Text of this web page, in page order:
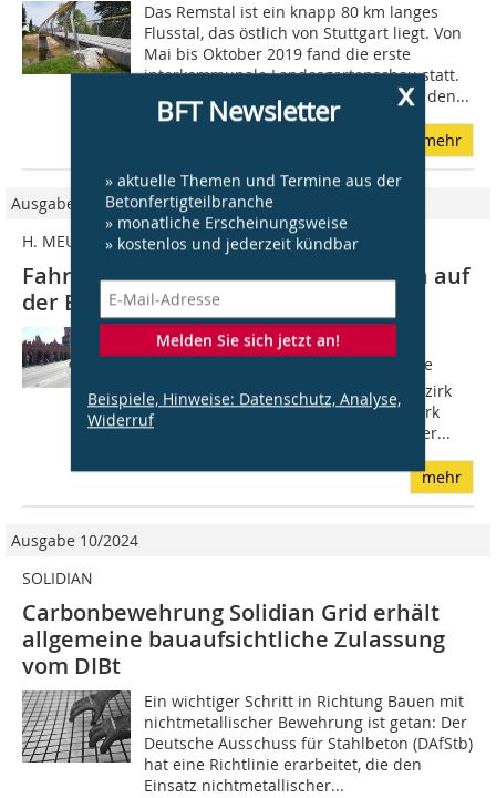
x
BFT Newsletter
» aktuelle Themen und Termine aus der
Betonfertigteilbranche
» monatliche Erscheinungsweise
» kostenlos und jederzeit kündbar
Melden Sie sich jetzt an!
Beispiele, Hinweise: Datenschutz, Analyse,
Widerruf
Das Remstal ist ein knapp 80 km langes
Flusstal, das östlich von Stuttgart liegt. Von
Mai bis Oktober 2019 fand die erste
interkommunale Landesgartenschau statt.
In diesem Zusammenhang wurden in den...
mehr
Ausgabe 09/2022
H. MEUDT BETONSTEINWERK
Fahrbahnteiler aus Klebebordsteinen auf
der Berliner Oberbaumbrücke
Sprechen Berliner von der schönsten
Brücke der Hauptstadt, dann ist oft die
Rede von der Oberbaumbrücke im Bezirk
Friedrichshain-Kreuzberg. Das Bauwerk
verbindet die beiden Stadtbezirke über...
mehr
Ausgabe 10/2024
SOLIDIAN
Carbonbewehrung Solidian Grid erhält
allgemeine bauaufsichtliche Zulassung
vom DIBt
Ein wichtiger Schritt in Richtung Bauen mit
nichtmetallischer Bewehrung ist getan: Der
Deutsche Ausschuss für Stahlbeton (DAfStb)
hat eine Richtlinie erarbeitet, die den
Einsatz nichtmetallischer...